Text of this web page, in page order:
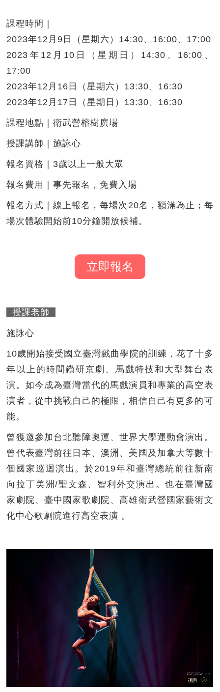
課程時間｜
2023年12月9日（星期六）14:30、16:00、17:00
2023年12月10日（星期日）14:30、16:00、
17:00
2023年12月16日（星期六）13:30、16:30
2023年12月17日（星期日）13:30、16:30
課程地點｜衛武營榕樹廣場
授課講師｜施詠心
報名資格｜3歲以上一般大眾
報名費用｜事先報名，免費入場
報名方式｜線上報名，每場次20名，額滿為止；每
場次體驗開始前10分鐘開放候補。
立即報名
授課老師
施詠心
10歲開始接受國立臺灣戲曲學院的訓練，花了十多
年以上的時間鑽研京劇、馬戲特技和大型舞台表
演。如今成為臺灣當代的馬戲演員和專業的高空表
演者，從中挑戰自己的極限，相信自己有更多的可
能。
曾獲邀參加台北聽障奧運、世界大學運動會演出。
曾代表臺灣前往日本、澳洲、美國及加拿大等數十
個國家巡迴演出。於2019年和臺灣總統前往新南
向拉丁美洲/聖文森、智利外交演出。也在臺灣國
家劇院、臺中國家歌劇院、高雄衛武營國家藝術文
化中心歌劇院進行高空表演 。